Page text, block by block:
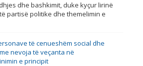
dhe bashkimit, duke kyçur lirinë
partisë politike dhe themelimin e
të cenueshëm social dhe
nevoja të veçanta në
e principit